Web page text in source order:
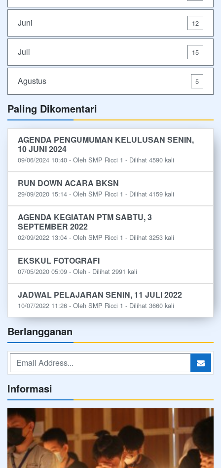
Juni 12
Juli 15
Agustus 5
Paling Dikomentari
AGENDA PENGUMUMAN KELULUSAN SENIN,
10 JUNI 2024
09/06/2024 10:40 - Oleh SMP Ricci 1 - Dilihat 4590 kali
RUN DOWN ACARA BKSN
29/09/2020 15:14 - Oleh SMP Ricci 1 - Dilihat 4159 kali
AGENDA KEGIATAN PTM SABTU, 3
SEPTEMBER 2022
02/09/2022 13:04 - Oleh SMP Ricci 1 - Dilihat 3253 kali
EKSKUL FOTOGRAFI
07/05/2020 05:09 - Oleh - Dilihat 2991 kali
JADWAL PELAJARAN SENIN, 11 JULI 2022
10/07/2022 11:26 - Oleh SMP Ricci 1 - Dilihat 3660 kali
Berlangganan
Informasi